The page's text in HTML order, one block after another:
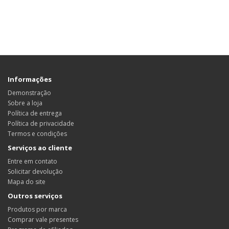
Informações
Demonstração
Sobre a loja
Política de entrega
Política de privacidade
Termos e condições
Serviços ao cliente
Entre em contato
Solicitar devolução
Mapa do site
Outros serviços
Produtos por marca
Comprar vale presentes